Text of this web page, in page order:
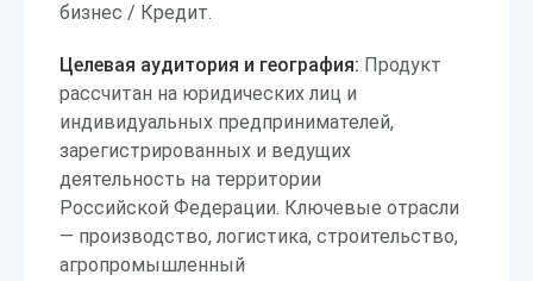
бизнес / Кредит.
Целевая аудитория и география: Продукт
рассчитан на юридических лиц и
индивидуальных предпринимателей,
зарегистрированных и ведущих
деятельность на территории
Российской Федерации. Ключевые отрасли
— производство, логистика, строительство,
агропромышленный